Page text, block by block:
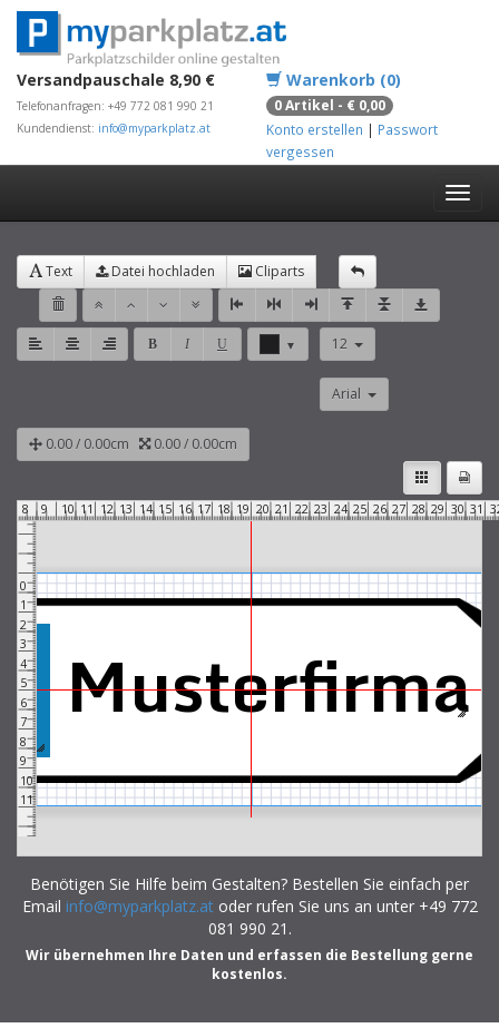
Versandpauschale 8,90 €
Telefonanfragen: +49 772 081 990 21
Kundendienst: info@myparkplatz.at
Warenkorb (0)
0 Artikel - € 0,00
Konto erstellen | Passwort
vergessen
Text Datei hochladen Cliparts
B I U ▼ 12
Arial
0.00/ 0.00 0.00/ 0.00cm
8 9 10 11 12 13 14 15 16 17 18 19 20 21 22 23 24 25 26 27 28 29 30 31
Musterfirma
0
1
2
3
4
5
6
7
8
9
10
11
Benötigen Sie Hilfe beim Gestalten? Bestellen Sie einfach per
Email info@myparkplatz.at oder rufen Sie uns an unter +49 772
081 990 21.
Wir übernehmen Ihre Daten und erfassen die Bestellung gerne
kostenlos.